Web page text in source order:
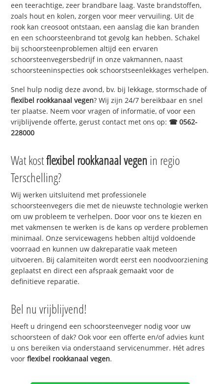
een teerachtige, zeer brandbare laag. Vaste brandstoffen,
zoals hout en kolen, zorgen voor meer vervuiling. Uit de
rook kan creosoot ontstaan, een aanslag die kan branden
en een schoorsteenbrand tot gevolg kan hebben. Schakel
bij schoorsteenproblemen altijd een ervaren
schoorsteenvegersbedrijf in onze vakmannen, naast
schoorsteeninspecties ook schoorstseenlekkages verhelpen.
Snel hulp nodig deze avond, bv. bij lekkage, stormschade of
flexibel rookkanaal vegen? Wij zijn 24/7 bereikbaar en snel
ter plaatse. Neem voor vragen of informatie, of voor een
vrijblijvende offerte, gerust contact met ons op: ☎ 0562-
228000
Wat kostflexibel rookkanaal vegen in regio
Terschelling?
Wij werken uitsluitend met professionele
schoorsteenvegers die met de nieuwste technologie werken
om uw probleem te verhelpen. Door voor ons te kiezen en
met vakmensen te werken is de kans op verdere problemen
minimaal. Onze servicewagens hebben altijd voldoende
voorraad en kunnen uw dakreparatie vaak meteen
uitvoeren. Bij calamiteiten wordt eerst een noodvoorziening
geplaatst en direct een afspraak gemaakt voor de
definitieve reparatie.
Bel nu vrijblijvend!
Heeft u dringend een schoorsteenveger nodig voor uw
schoorsteen of dak? Ook voor een offerte en/of advies kunt
u ons bereiken via onderstaand servicenummer. Hét adres
voorflexibel rookkanaal vegen.